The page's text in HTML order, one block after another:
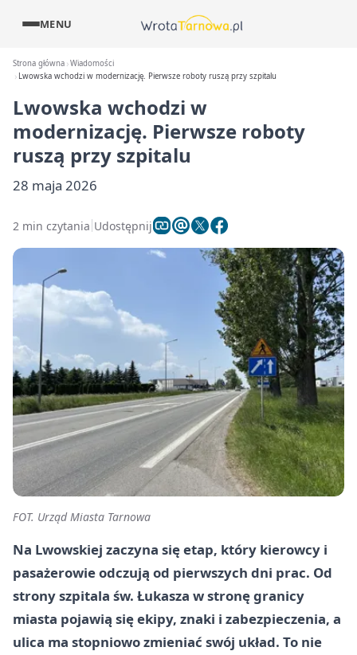
MENU
Strona główna Wiadomości
Lwowska wchodzi w modernizację. Pierwsze roboty ruszą przy szpitalu
Lwowska wchodzi w
modernizację. Pierwsze roboty
ruszą przy szpitalu
28 maja 2026
2 min czytania Udostępnij
FOT. Urząd Miasta Tarnowa
Na Lwowskiej zaczyna się etap, który kierowcy i
pasażerowie odczują od pierwszych dni prac. Od
strony szpitala św. Łukasza w stronę granicy
miasta pojawią się ekipy, znaki i zabezpieczenia, a
ulica ma stopniowo zmieniać swój układ. To nie